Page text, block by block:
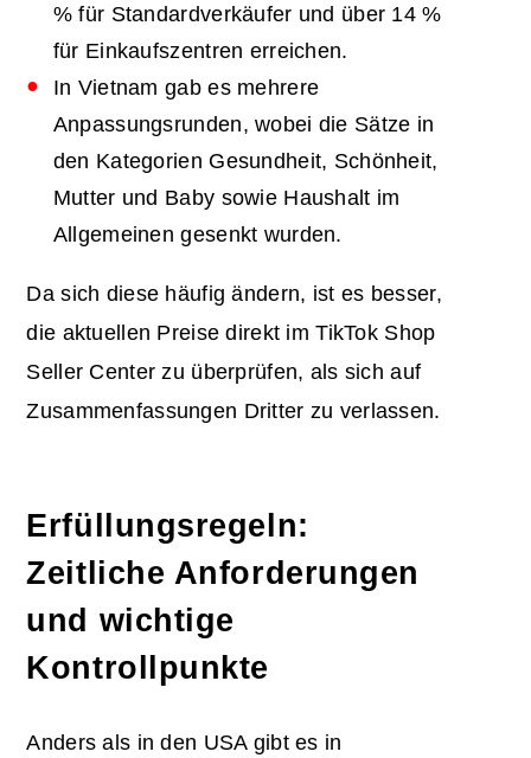
% für Standardverkäufer und über 14 %
für Einkaufszentren erreichen.
In Vietnam gab es mehrere
Anpassungsrunden, wobei die Sätze in
den Kategorien Gesundheit, Schönheit,
Mutter und Baby sowie Haushalt im
Allgemeinen gesenkt wurden.
Da sich diese häufig ändern, ist es besser,
die aktuellen Preise direkt im TikTok Shop
Seller Center zu überprüfen, als sich auf
Zusammenfassungen Dritter zu verlassen.
Erfüllungsregeln:
Zeitliche Anforderungen
und wichtige
Kontrollpunkte
Anders als in den USA gibt es in